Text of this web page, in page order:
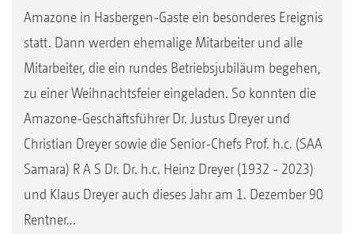
Amazone in Hasbergen-Gaste ein besonderes Ereignis
statt. Dann werden ehemalige Mitarbeiter und alle
Mitarbeiter, die ein rundes Betriebsjubiläum begehen,
zu einer Weihnachtsfeier eingeladen. So konnten die
Amazone-Geschäftsführer Dr. Justus Dreyer und
Christian Dreyer sowie die Senior-Chefs Prof. h.c. (SAA
Samara) R A S Dr. Dr. h.c. Heinz Dreyer (1932 - 2023)
und Klaus Dreyer auch dieses Jahr am 1. Dezember 90
Rentner...